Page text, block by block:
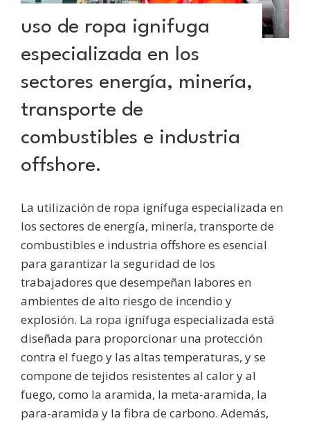
uso de ropa ignifuga
especializada en los
sectores energía, minería,
transporte de
combustibles e industria
offshore.
La utilización de ropa ignífuga especializada en
los sectores de energía, minería, transporte de
combustibles e industria offshore es esencial
para garantizar la seguridad de los
trabajadores que desempeñan labores en
ambientes de alto riesgo de incendio y
explosión. La ropa ignífuga especializada está
diseñada para proporcionar una protección
contra el fuego y las altas temperaturas, y se
compone de tejidos resistentes al calor y al
fuego, como la aramida, la meta-aramida, la
para-aramida y la fibra de carbono. Además,